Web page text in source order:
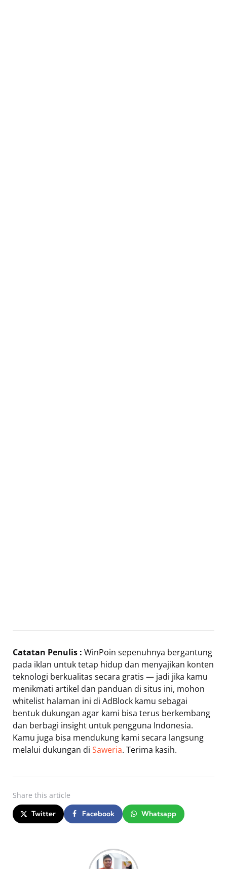
Catatan Penulis : WinPoin sepenuhnya bergantung
pada iklan untuk tetap hidup dan menyajikan konten
teknologi berkualitas secara gratis — jadi jika kamu
menikmati artikel dan panduan di situs ini, mohon
whitelist halaman ini di AdBlock kamu sebagai
bentuk dukungan agar kami bisa terus berkembang
dan berbagi insight untuk pengguna Indonesia.
Kamu juga bisa mendukung kami secara langsung
melalui dukungan di Saweria. Terima kasih.
Share this article
Twitter Facebook Whatsapp